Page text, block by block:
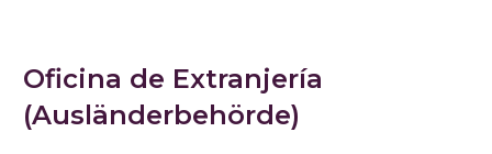
Oficina de Extranjería
(Ausländerbehörde)